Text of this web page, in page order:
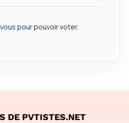
pour pouvoir voter.
DE PVTISTES.NET